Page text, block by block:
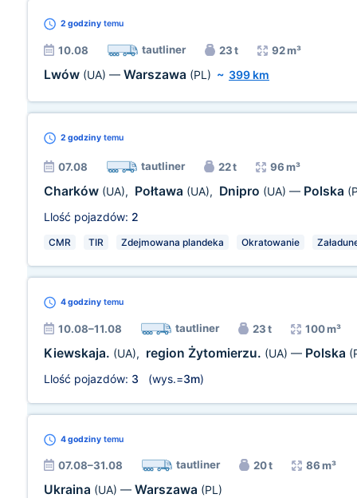
2 godziny temu
10.08 tautliner 23 t 92 m³
Lwów (UA) — Warszawa (PL) ~ 399 km
2 godziny temu
07.08 tautliner 22 t 96 m³
Charków (UA), Połtawa (UA), Dnipro (UA) — Polska
Llość pojazdów: 2
CMR TIR Zdejmowana plandeka Okratowanie
4 godziny temu
10.08–11.08 tautliner 23 t 100 m³
Kiewskaja. (UA), region Żytomierzu. (UA) — Polska
Llość pojazdów: 3 (wys.=3m)
4 godziny temu
07.08–31.08 tautliner 20 t 86 m³
Ukraina (UA) — Warszawa (PL)